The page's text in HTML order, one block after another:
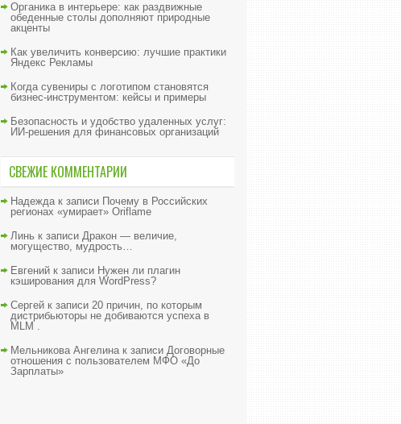
Органика в интерьере: как раздвижные
обеденные столы дополняют природные
акценты
Как увеличить конверсию: лучшие практики
Яндекс Рекламы
Когда сувениры с логотипом становятся
бизнес-инструментом: кейсы и примеры
Безопасность и удобство удаленных услуг:
ИИ-решения для финансовых организаций
СВЕЖИЕ КОММЕНТАРИИ
Надеждак записи Почему в Российских
регионах «умирает» Oriflame
Линь к записи Дракон — величие,
могущество, мудрость…
Евгений к записи Нужен ли плагин
кэширования для WordPress?
Сергей к записи 20 причин, по которым
дистрибьюторы не добиваются успеха в
MLM .
Мельникова Ангелинак записи Договорные
отношения с пользователем МФО «До
Зарплаты»